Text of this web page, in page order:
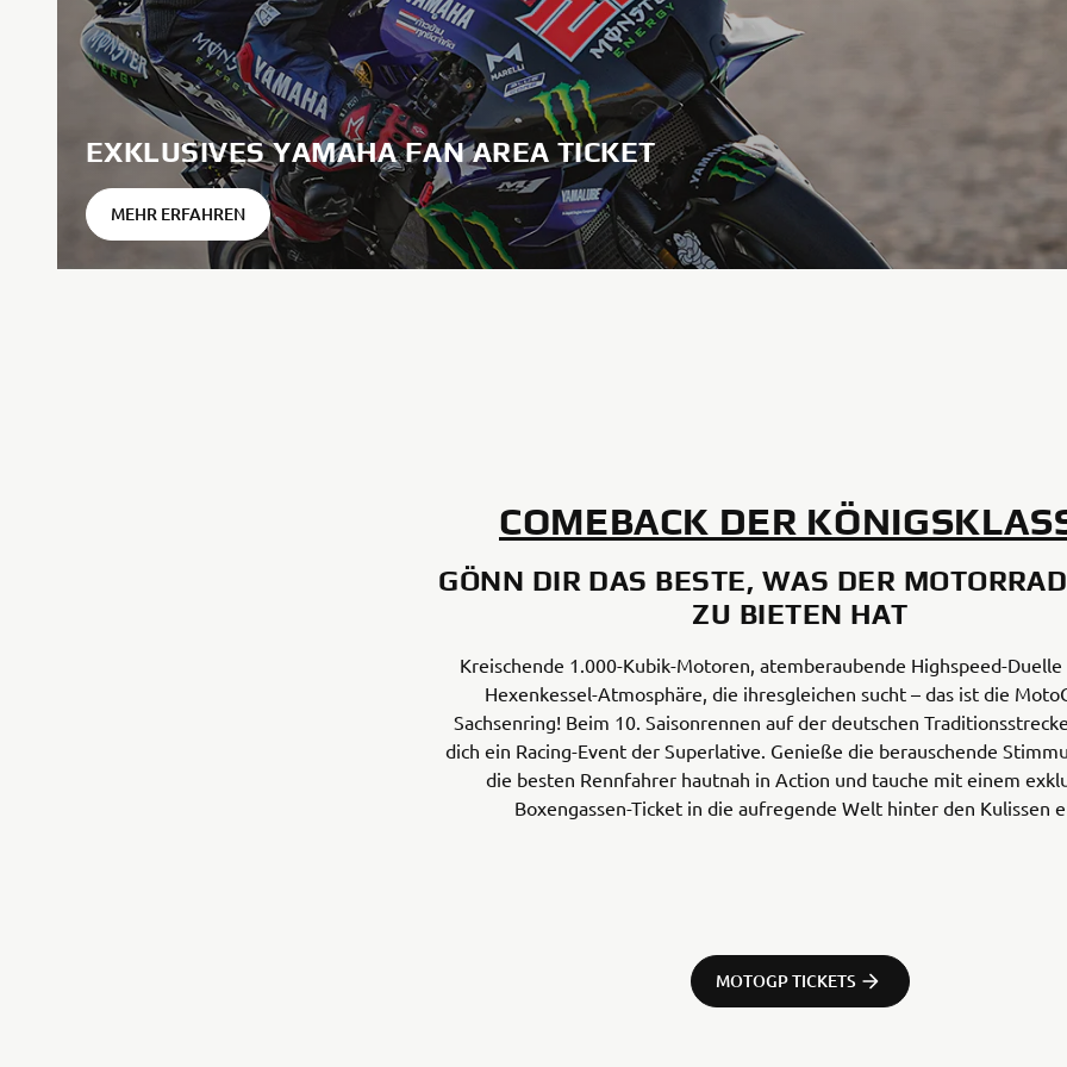
EXKLUSIVES YAMAHA FAN AREA TICKET
MEHR ERFAHREN
COMEBACK DER
GÖNN DIR DAS BESTE, WAS DER
ZU BIETEN HAT
Kreischende 1.000-Kubik-Motoren, atemberaubende Highspeed-
Hexenkessel-Atmosphäre, die ihresgleichen sucht – das ist die
Sachsenring! Beim 10. Saisonrennen auf der deutschen
dich ein Racing-Event der Superlative. Genieße die berauschende
die besten Rennfahrer hautnah in Action und tauche mit einem
Boxengassen-Ticket in die aufregende Welt hinter den Kulissen
MOTOGP TICKETS